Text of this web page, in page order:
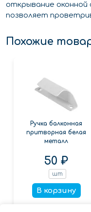
открывание
позволяет
Похожие
Ручка балконная
притворная белая
металл
50 ₽
шт
В корзину